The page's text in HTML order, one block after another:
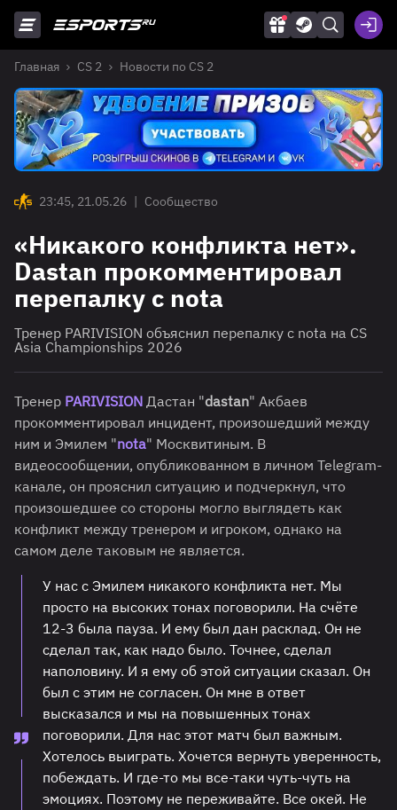
Главная CS 2 Новости по CS 2
23:45, 21.05.26 | Сообщество
«Никакого конфликта нет».
Dastan прокомментировал
перепалку с nota
Тренер PARIVISION объяснил перепалку с nota на CS
Asia Championships 2026
Тренер PARIVISION Дастан "dastan" Акбаев
прокомментировал инцидент, произошедший между
ним и Эмилем "nota" Москвитиным. В
видеосообщении, опубликованном в личном Telegram-
канале, он прояснил ситуацию и подчеркнул, что
произошедшее со стороны могло выглядеть как
конфликт между тренером и игроком, однако на
самом деле таковым не является.
У нас с Эмилем никакого конфликта нет. Мы
просто на высоких тонах поговорили. На счёте
12-3 была пауза. И ему был дан расклад. Он не
сделал так, как надо было. Точнее, сделал
наполовину. И я ему об этой ситуации сказал. Он
был с этим не согласен. Он мне в ответ
высказался и мы на повышенных тонах
поговорили. Для нас этот матч был важным.
Хотелось выиграть. Хочется вернуть уверенность,
побеждать. И где-то мы все-таки чуть-чуть на
эмоциях. Поэтому не переживайте. Все окей. Не